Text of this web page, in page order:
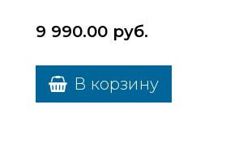
9 990.00 руб.
В корзину